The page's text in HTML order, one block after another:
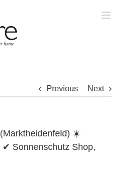
Previous Next
☀️
✔ Sonnenschutz Shop,